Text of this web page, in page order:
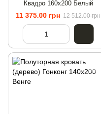
Квадро 160х200 Белый
11 375.00 грн 12 512.00 грн